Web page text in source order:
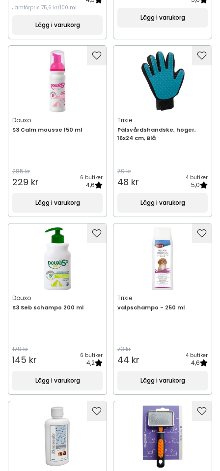
Jämförpris 75,6 kr/100 ml
Lägg i varukorg
Lägg i varukorg
Douxo
S3 Calm mousse 150 ml
285 kr
229 kr 6 butiker
4,6
Lägg i varukorg
Trixie
Pälsvårdshandske, höger,
16x24 cm, Blå
79 kr
48 kr 4 butiker
5,0
Lägg i varukorg
Douxo
S3 Seb schampo 200 ml
179 kr
145 kr 6 butiker
4,2
Lägg i varukorg
Trixie
valpschampo - 250 ml
73 kr
44 kr 4 butiker
4,6
Lägg i varukorg